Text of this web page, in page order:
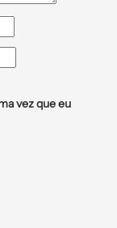
vez que eu